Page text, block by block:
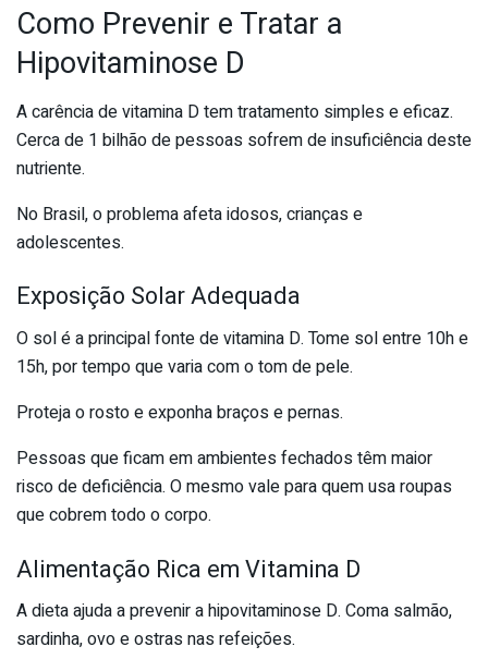
Como Prevenir e Tratar a
Hipovitaminose D
A carência de vitamina D tem tratamento simples e eficaz.
Cerca de 1 bilhão de pessoas sofrem de insuficiência deste
nutriente.
No Brasil, o problema afeta idosos, crianças e
adolescentes.
Exposição Solar Adequada
O sol é a principal fonte de vitamina D. Tome sol entre 10h e
15h, por tempo que varia com o tom de pele.
Proteja o rosto e exponha braços e pernas.
Pessoas que ficam em ambientes fechados têm maior
risco de deficiência. O mesmo vale para quem usa roupas
que cobrem todo o corpo.
Alimentação Rica em Vitamina D
A dieta ajuda a prevenir a hipovitaminose D. Coma salmão,
sardinha, ovo e ostras nas refeições.